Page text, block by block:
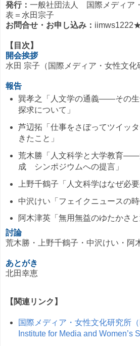
発行： 一般社団法人 国際メディア
表＝水田宗子
お問合せ・お申し込み：
【目次】
開会挨拶
水田 宗子（国際メディア・女性文化
報告
巽孝之「人文学の通義――その生
探求について」
芦辺拓「仕事をさぼってツイッ
きたこと」
荒木勝「人文科学と大学教育――
成 シンポジウムへの提言」
上野千鶴子「人文科学はなぜ必要
中沢けい「フェイクニュースの時
阿木津英「無用無益のゆたかさと
討論
荒木勝・上野千鶴子・中沢けい・阿
あとがき
北田幸恵
【関連リンク】
国際メディア・女性文化研究所
Institute for Media and Women’s